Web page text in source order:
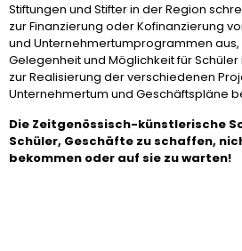
Stiftungen und Stifter in der Region
zur Finanzierung oder Kofinanzierung
und Unternehmertumprogrammen
Gelegenheit und Möglichkeit für Schüler
zur Realisierung der verschiedenen
Unternehmertum und Geschäftspläne
Die Zeitgenössisch-künstlerische
Schüler, Geschäfte zu schaffen,
bekommen oder auf sie zu warten!